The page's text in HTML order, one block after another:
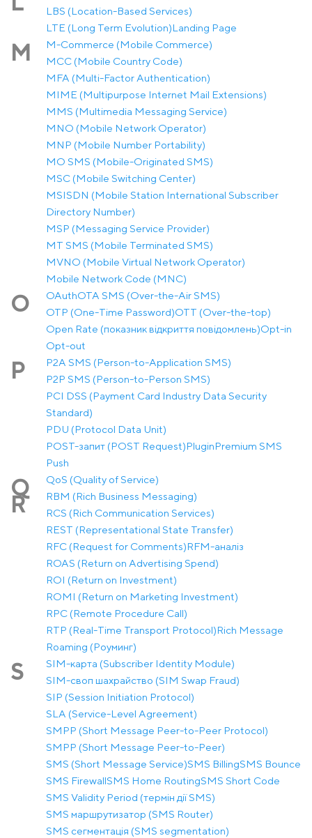
LBS (Location-Based Services)
LTE (Long Term Evolution)Landing Page
M
M-Commerce (Mobile Commerce)
MCC (Mobile Country Code)
MFA (Multi-Factor Authentication)
MIME (Multipurpose Internet Mail Extensions)
MMS (Multimedia Messaging Service)
MNO (Mobile Network Operator)
MNP (Mobile Number Portability)
MO SMS (Mobile-Originated SMS)
MSC (Mobile Switching Center)
MSISDN (Mobile Station International Subscriber
Directory Number)
MSP (Messaging Service Provider)
MT SMS (Mobile Terminated SMS)
MVNO (Mobile Virtual Network Operator)
Mobile Network Code (MNC)
O OAuthOTA SMS (Over-the-Air SMS)
OTP (One-Time Password)OTT (Over-the-top)
Open Rate (показник відкриття повідомлень)Opt-in
Opt-out
P
P2A SMS (Person-to-Application SMS)
P2P SMS (Person-to-Person SMS)
PCI DSS (Payment Card Industry Data Security
Standard)
PDU (Protocol Data Unit)
POST-запит (POST Request)PluginPremium SMS
Push
Q QoS (Quality of Service)
R
RBM (Rich Business Messaging)
RCS (Rich Communication Services)
REST (Representational State Transfer)
RFC (Request for Comments)RFM-аналіз
ROAS (Return on Advertising Spend)
ROI (Return on Investment)
ROMI (Return on Marketing Investment)
RPC (Remote Procedure Call)
RTP (Real-Time Transport Protocol)Rich Message
Roaming (Роуминг)
S
SIM-карта (Subscriber Identity Module)
SIM-своп шахрайство (SIM Swap Fraud)
SIP (Session Initiation Protocol)
SLA (Service-Level Agreement)
SMPP (Short Message Peer-to-Peer Protocol)
SMPP (Short Message Peer-to-Peer)
SMS (Short Message Service)SMS BillingSMS Bounce
SMS FirewallSMS Home RoutingSMS Short Code
SMS Validity Period (термін дії SMS)
SMS маршрутизатор (SMS Router)
SMS сегментація (SMS segmentation)